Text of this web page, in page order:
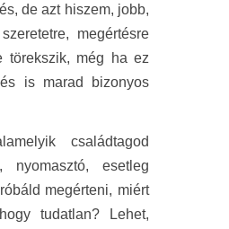
de azt hiszem, jobb,
megértésre
törekszik, még ha ez
is marad bizonyos
családtagod
nyomasztó, esetleg
megérteni, miért
tudatlan? Lehet,